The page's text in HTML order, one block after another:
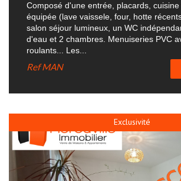
Composé d'une entrée, placards,
équipée (lave vaissele, four, hotte
salon séjour lumineux, un WC
d'eau et 2 chambres. Menuiseries PVC
roulants... Les...
RefMAN
Exclusivité